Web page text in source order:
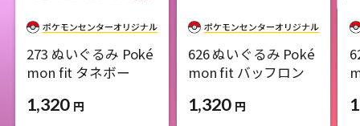
273 ぬいぐるみ Poké
mon fit タネボー
1,320 円
626 ぬいぐるみ Poké
mon fit バッフロン
1,320 円